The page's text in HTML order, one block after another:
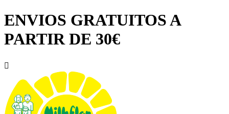
ENVIOS GRATUITOS A
PARTIR DE 30€
